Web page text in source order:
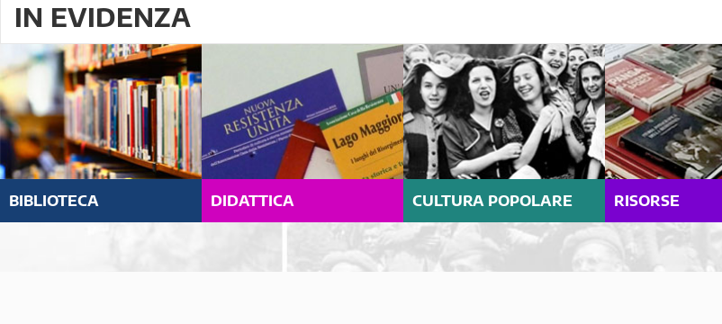
IN EVIDENZA
BIBLIOTECA DIDATTICA CULTURA POPOLARE RISORSE